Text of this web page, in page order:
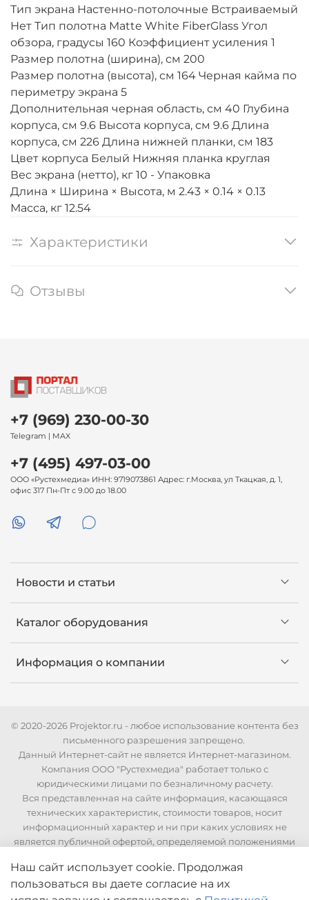
Тип экрана Настенно-потолочные Встраиваемый
Нет Тип полотна Matte White FiberGlass Угол
обзора, градусы 160 Коэффициент усиления 1
Размер полотна (ширина), см 200
Размер полотна (высота), см 164 Черная кайма по
периметру экрана 5
Дополнительная черная область, см 40 Глубина
корпуса, см 9.6 Высота корпуса, см 9.6 Длина
корпуса, см 226 Длина нижней планки, см 183
Цвет корпуса Белый Нижняя планка круглая
Вес экрана (нетто), кг 10 - Упаковка
Длина × Ширина × Высота, м 2.43 × 0.14 × 0.13
Масса, кг 12.54
Характеристики
Отзывы
Новости и статьи
Каталог оборудования
Информация о компании
+7 (969) 230-00-30
Telegram | MAX
+7 (495) 497-03-00
ООО «Рустехмедиа» ИНН: 9719073861 Адрес: г.Москва, ул Ткацкая, д. 1,
офис 317 Пн-Пт с 9.00 до 18.00
© 2020-2026 Projektor.ru - любое использование контента без
письменного разрешения запрещено.
Данный Интернет-сайт не является Интернет-магазином.
Компания ООО "Рустехмедиа" работает только с
юридическими лицами по безналичному расчету.
Вся представленная на сайте информация, касающаяся
технических характеристик, стоимости товаров, носит
информационный характер и ни при каких условиях не
является публичной офертой, определяемой положениями
стоимости и технических характеристик необходимо
связаться с нашими менеджерами по телефонам указанным
Наш сайт использует cookie. Продолжая
пользоваться вы даете согласие на их